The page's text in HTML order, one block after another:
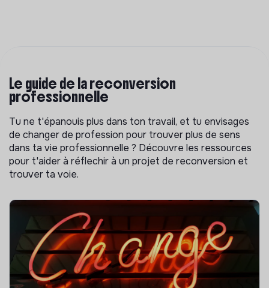
Le guide de la reconversion
professionnelle
Tu ne t'épanouis plus dans ton travail, et tu envisages
de changer de profession pour trouver plus de sens
dans ta vie professionnelle ? Découvre les ressources
pour t'aider à réflechir à un projet de reconversion et
trouver ta voie.